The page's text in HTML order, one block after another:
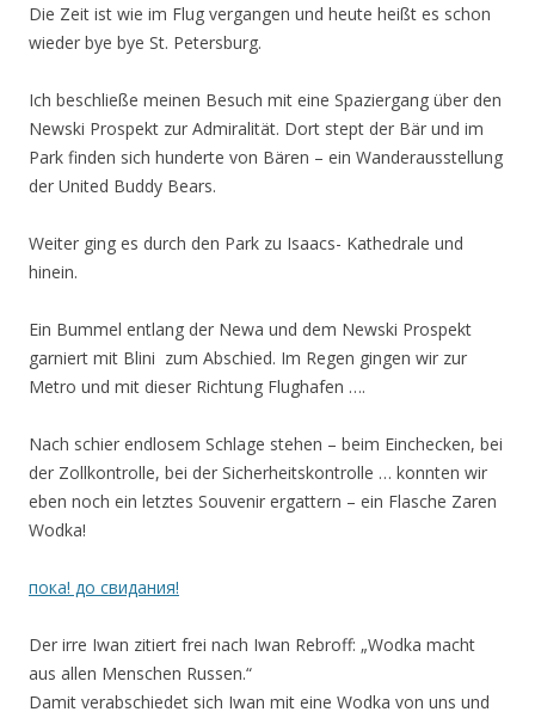
Die Zeit ist wie im Flug vergangen und heute heißt es schon
wieder bye bye St. Petersburg.
Ich beschließe meinen Besuch mit eine Spaziergang über den
Newski Prospekt zur Admiralität. Dort stept der Bär und im
Park finden sich hunderte von Bären – ein Wanderausstellung
der United Buddy Bears.
Weiter ging es durch den Park zu Isaacs- Kathedrale und
hinein.
Ein Bummel entlang der Newa und dem Newski Prospekt
garniert mit Blini zum Abschied. Im Regen gingen wir zur
Metro und mit dieser Richtung Flughafen ….
Nach schier endlosem Schlage stehen – beim Einchecken, bei
der Zollkontrolle, bei der Sicherheitskontrolle … konnten wir
eben noch ein letztes Souvenir ergattern – ein Flasche Zaren
Wodka!
пока! до свидания!
Der irre Iwan zitiert frei nach Iwan Rebroff: „Wodka macht
aus allen Menschen Russen.“
Damit verabschiedet sich Iwan mit eine Wodka von uns und